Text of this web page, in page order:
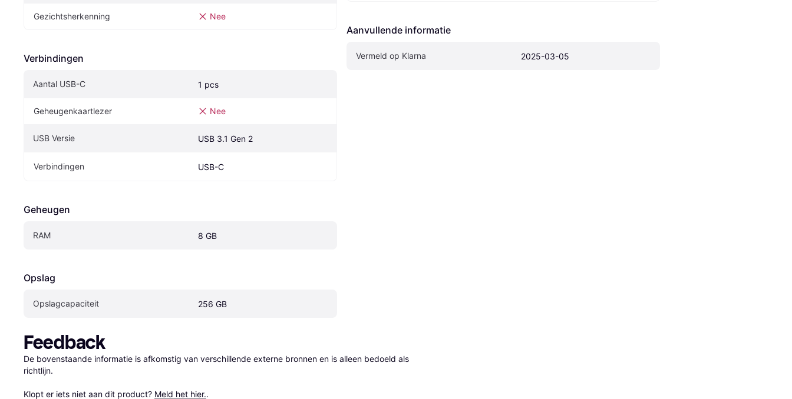
Gezichtsherkenning Nee
Verbindingen
Aantal USB-C 1 pcs
Geheugenkaartlezer Nee
USB Versie USB 3.1 Gen 2
Verbindingen USB-C
Geheugen
RAM 8 GB
Opslag
Opslagcapaciteit 256 GB
Aanvullende informatie
Vermeld op Klarna 2025-03-05
Feedback
De bovenstaande informatie is afkomstig van verschillende externe bronnen en is alleen bedoeld als
richtlijn.
Klopt er iets niet aan dit product? Meld het hier..